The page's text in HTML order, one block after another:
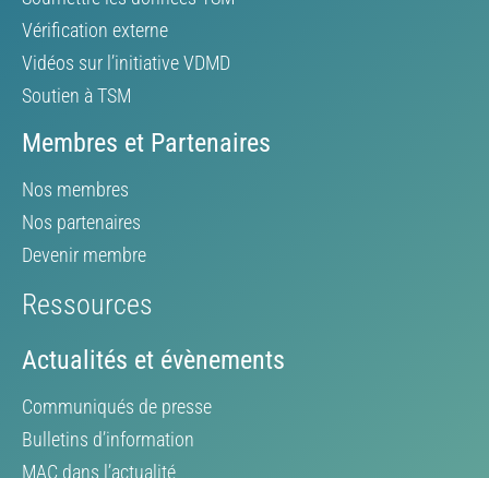
Vérification externe
Vidéos sur l’initiative VDMD
Soutien à TSM
Membres et Partenaires
Nos membres
Nos partenaires
Devenir membre
Ressources
Actualités et évènements
Communiqués de presse
Bulletins d’information
MAC dans l’actualité